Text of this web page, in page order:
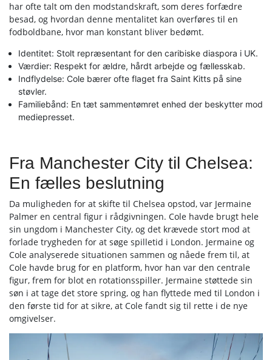
har ofte talt om den modstandskraft, som deres forfædre
besad, og hvordan denne mentalitet kan overføres til en
fodboldbane, hvor man konstant bliver bedømt.
Identitet: Stolt repræsentant for den caribiske diaspora i UK.
Værdier: Respekt for ældre, hårdt arbejde og fællesskab.
Indflydelse: Cole bærer ofte flaget fra Saint Kitts på sine
støvler.
Familiebånd: En tæt sammentømret enhed der beskytter mod
mediepresset.
Fra Manchester City til Chelsea:
En fælles beslutning
Da muligheden for at skifte til Chelsea opstod, var Jermaine
Palmer en central figur i rådgivningen. Cole havde brugt hele
sin ungdom i Manchester City, og det krævede stort mod at
forlade trygheden for at søge spilletid i London. Jermaine og
Cole analyserede situationen sammen og nåede frem til, at
Cole havde brug for en platform, hvor han var den centrale
figur, frem for blot en rotationsspiller. Jermaine støttede sin
søn i at tage det store spring, og han flyttede med til London i
den første tid for at sikre, at Cole fandt sig til rette i de nye
omgivelser.